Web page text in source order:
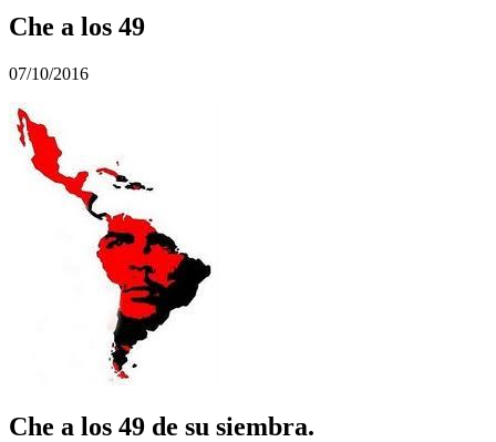
Che a los 49
07/10/2016
Che a los 49 de su siembra.